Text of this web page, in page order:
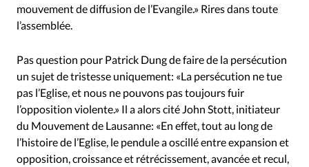
mouvement de diffusion de l’Evangile.» Rires dans toute
l’assemblée.
Pas question pour Patrick Dung de faire de la persécution
un sujet de tristesse uniquement: «La persécution ne tue
pas l’Eglise, et nous ne pouvons pas toujours fuir
l’opposition violente.» Il a alors cité John Stott, initiateur
du Mouvement de Lausanne: «En effet, tout au long de
l’histoire de l’Eglise, le pendule a oscillé entre expansion et
opposition, croissance et rétrécissement, avancée et recul,